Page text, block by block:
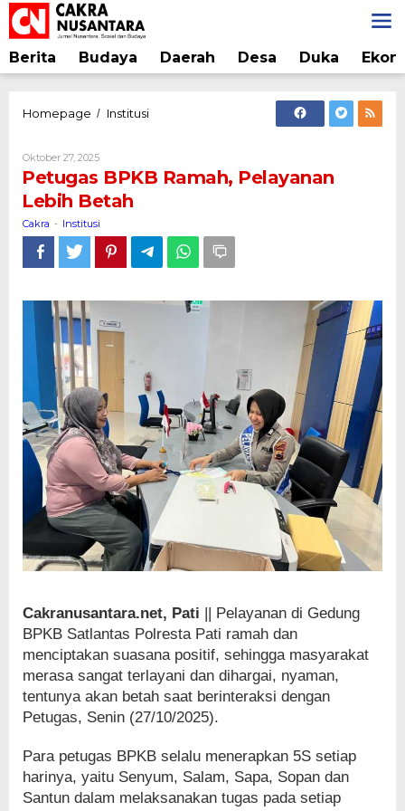
Lewati
ke
konten
Berita Budaya Daerah Desa Duka
Homepage / InstitusiPetugas
Lebih
Oktober 27, 2025Oleh
Cakra
Petugas BPKB Ramah, Pelayanan
Lebih Betah
Cakra - Institusi
Cakranusantara.net, Pati || Pelayanan di Gedung
BPKB Satlantas Polresta Pati ramah dan
menciptakan suasana positif, sehingga masyarakat
merasa sangat terlayani dan dihargai, nyaman,
tentunya akan betah saat berinteraksi dengan
Petugas, Senin (27/10/2025).
Para petugas BPKB selalu menerapkan 5S setiap
harinya, yaitu Senyum, Salam, Sapa, Sopan dan
Santun dalam melaksanakan tugas pada setiap